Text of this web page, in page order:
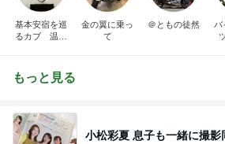
基本安宿を巡
るカブ 温泉
金の翼に乗っ
て
＠ともの徒然
バ
もっと見る
小松彩夏 息子も一緒に撮影